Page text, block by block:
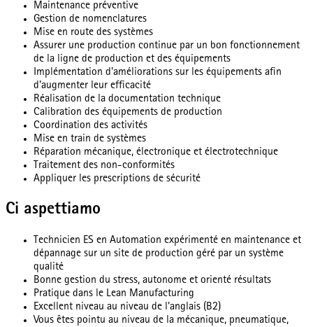
Maintenance préventive
Gestion de nomenclatures
Mise en route des systèmes
Assurer une production continue par un bon fonctionnement
de la ligne de production et des équipements
Implémentation d'améliorations sur les équipements afin
d'augmenter leur efficacité
Réalisation de la documentation technique
Calibration des équipements de production
Coordination des activités
Mise en train de systèmes
Réparation mécanique, électronique et électrotechnique
Traitement des non-conformités
Appliquer les prescriptions de sécurité
Ci aspettiamo
Technicien ES en Automation expérimenté en maintenance et
dépannage sur un site de production géré par un système
qualité
Bonne gestion du stress, autonome et orienté résultats
Pratique dans le Lean Manufacturing
Excellent niveau au niveau de l'anglais (B2)
Vous êtes pointu au niveau de la mécanique, pneumatique,